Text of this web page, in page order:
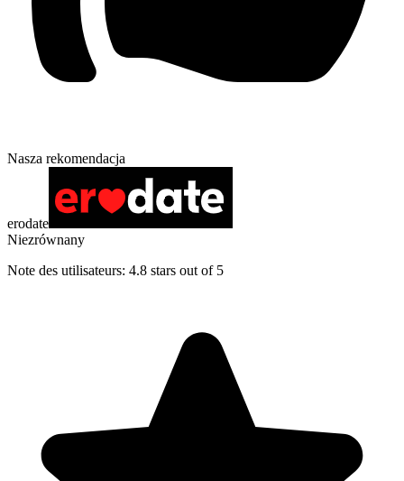
Nasza rekomendacja
erodate
Niezrównany
Note des utilisateurs: 4.8 stars out of 5